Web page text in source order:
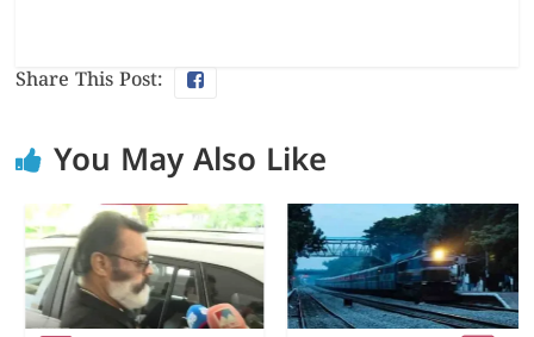
Share This Post:
You May Also Like